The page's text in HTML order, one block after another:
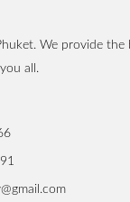
We provide the
all.